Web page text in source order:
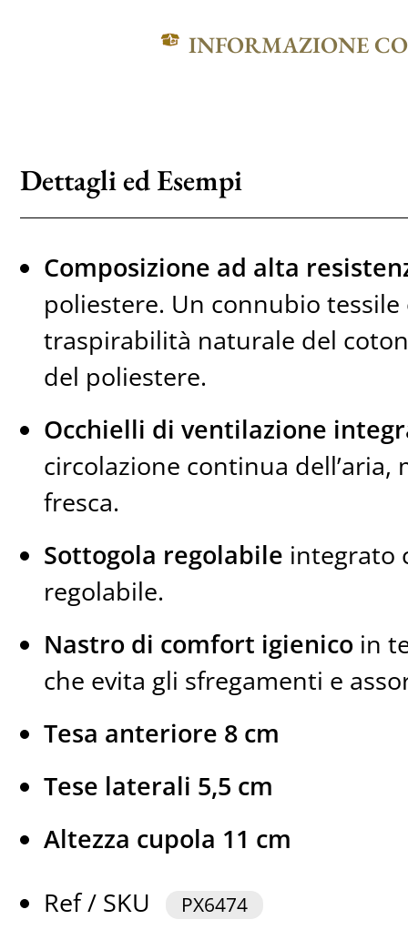
INFORMAZIONE
Dettagli ed Esempi
Composizione ad alta
poliestere. Un connubio
traspirabilità naturale del
del poliestere.
Occhielli di ventilazione
circolazione continua
fresca.
Sottogola regolabile integrato
regolabile.
Nastro di comfort igienico in
che evita gli sfregamenti e
Tesa anteriore 8 cm
Tese laterali 5,5 cm
Altezza cupola 11 cm
Ref / SKU
PX6474